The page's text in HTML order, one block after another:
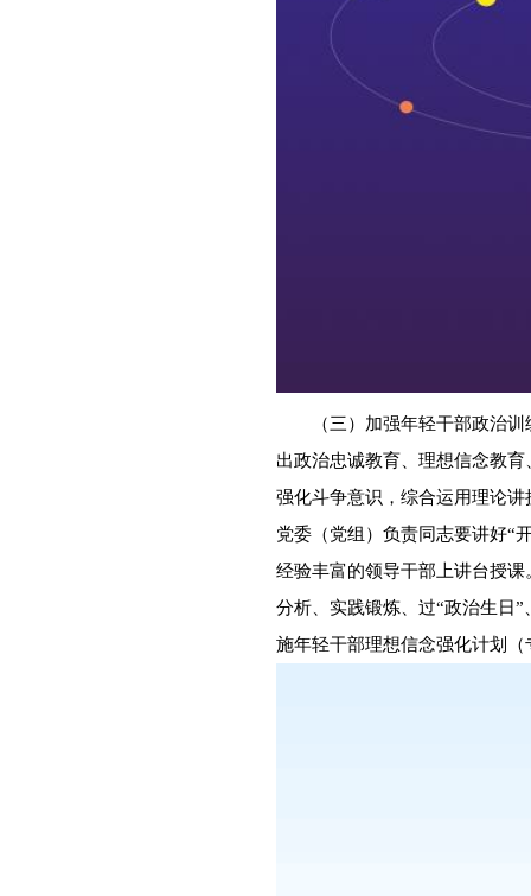
（三）加强年轻干部政治训
出政治忠诚教育、理想信念教
强化斗争意识，综合运用理论
党委（党组）负责同志要讲好“
经验丰富的领导干部上讲台授
分析、实践锻炼、过“政治生日
施年轻干部理想信念强化计划（